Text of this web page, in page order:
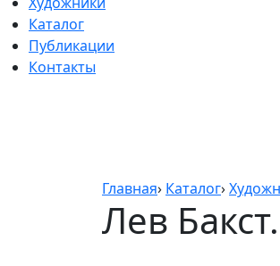
Каталог
Публикации
Контакты
Главная› Каталог›
Лев